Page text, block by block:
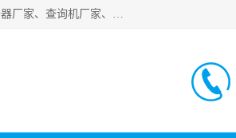
深圳市国峰智能电子科技有限公司业务涵盖范围：排队叫号机厂家、触摸一体机厂家、广告机厂家、评价器厂家、查询机厂家、自助终端机厂家；公司是一家集研发、生产、销售为一体的国民企业，设备制造商和解决方案提供商，广泛应用于银行、医院、、电力、电信、、交通、民航、保险等行业，为不同行业量身定制软硬件为一体的解决方案。